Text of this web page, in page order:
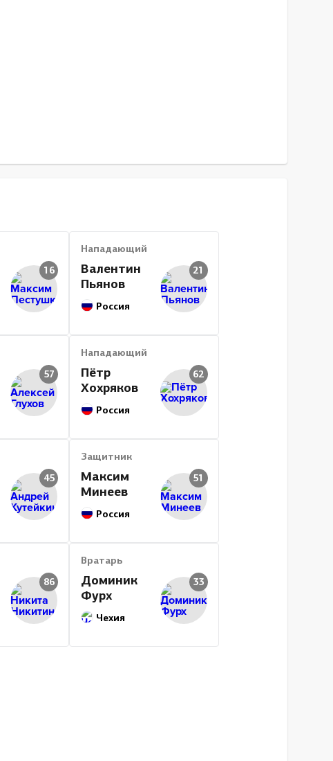
16
Нападающий
Валентин
Пьянов
Россия
21
57
Нападающий
Пётр
Хохряков
Россия
62
45
Защитник
Максим
Минеев
Россия
51
86
Вратарь
Доминик
Фурх
Чехия
33